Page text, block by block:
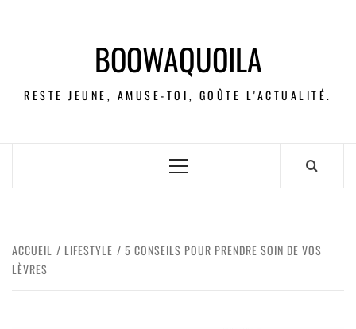
BOOWAQUOILA
RESTE JEUNE, AMUSE-TOI, GOÛTE L'ACTUALITÉ.
ACCUEIL LIFESTYLE
5 CONSEILS POUR PRENDRE SOIN DE VOS
LÈVRES